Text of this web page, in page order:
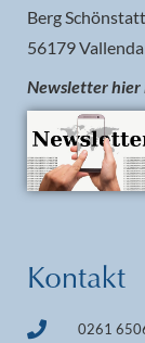
Berg
56179
Newsletter hier
Kontakt
0261